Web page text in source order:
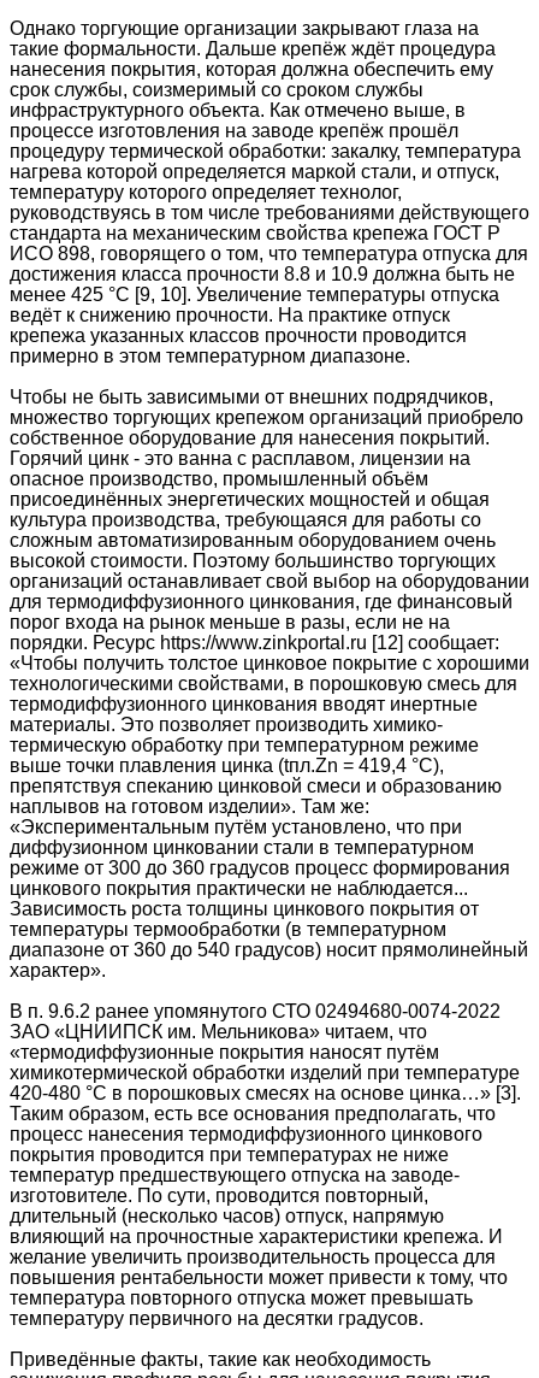
Однако торгующие организации закрывают глаза на
такие формальности. Дальше крепёж ждёт процедура
нанесения покрытия, которая должна обеспечить ему
срок службы, соизмеримый со сроком службы
инфраструктурного объекта. Как отмечено выше, в
процессе изготовления на заводе крепёж прошёл
процедуру термической обработки: закалку, температура
нагрева которой определяется маркой стали, и отпуск,
температуру которого определяет технолог,
руководствуясь в том числе требованиями действующего
стандарта на механическим свойства крепежа ГОСТ Р
ИСО 898, говорящего о том, что температура отпуска для
достижения класса прочности 8.8 и 10.9 должна быть не
менее 425 °C [9, 10]. Увеличение температуры отпуска
ведёт к снижению прочности. На практике отпуск
крепежа указанных классов прочности проводится
примерно в этом температурном диапазоне.
Чтобы не быть зависимыми от внешних подрядчиков,
множество торгующих крепежом организаций приобрело
собственное оборудование для нанесения покрытий.
Горячий цинк - это ванна с расплавом, лицензии на
опасное производство, промышленный объём
присоединённых энергетических мощностей и общая
культура производства, требующаяся для работы со
сложным автоматизированным оборудованием очень
высокой стоимости. Поэтому большинство торгующих
организаций останавливает свой выбор на оборудовании
для термодиффузионного цинкования, где финансовый
порог входа на рынок меньше в разы, если не на
порядки. Ресурс https://www.zinkportal.ru [12] сообщает:
«Чтобы получить толстое цинковое покрытие с хорошими
технологическими свойствами, в порошковую смесь для
термодиффузионного цинкования вводят инертные
материалы. Это позволяет производить химико-
термическую обработку при температурном режиме
выше точки плавления цинка (tпл.Zn = 419,4 °C),
препятствуя спеканию цинковой смеси и образованию
наплывов на готовом изделии». Там же:
«Экспериментальным путём установлено, что при
диффузионном цинковании стали в температурном
режиме от 300 до 360 градусов процесс формирования
цинкового покрытия практически не наблюдается...
Зависимость роста толщины цинкового покрытия от
температуры термообработки (в температурном
диапазоне от 360 до 540 градусов) носит прямолинейный
характер».
В п. 9.6.2 ранее упомянутого СТО 02494680-0074-2022
ЗАО «ЦНИИПСК им. Мельникова» читаем, что
«термодиффузионные покрытия наносят путём
химикотермической обработки изделий при температуре
420-480 °C в порошковых смесях на основе цинка…» [3].
Таким образом, есть все основания предполагать, что
процесс нанесения термодиффузионного цинкового
покрытия проводится при температурах не ниже
температур предшествующего отпуска на заводе-
изготовителе. По сути, проводится повторный,
длительный (несколько часов) отпуск, напрямую
влияющий на прочностные характеристики крепежа. И
желание увеличить производительность процесса для
повышения рентабельности может привести к тому, что
температура повторного отпуска может превышать
температуру первичного на десятки градусов.
Приведённые факты, такие как необходимость